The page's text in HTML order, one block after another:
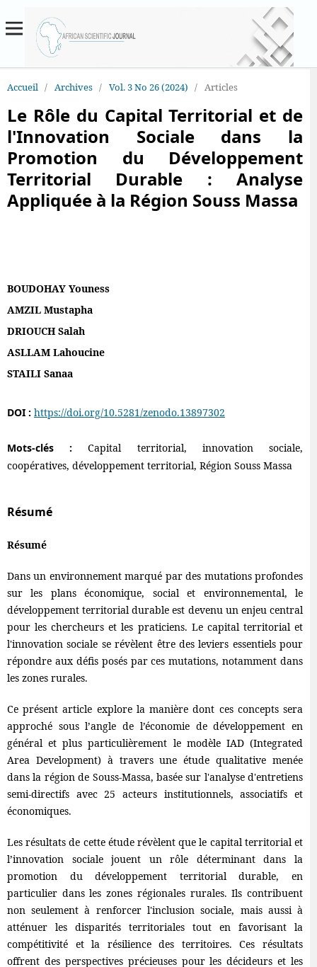
Accueil / Archives / Vol. 3 No 26 (2024) / Articles
Le Rôle du Capital Territorial et de
l'Innovation Sociale dans la
Promotion du Développement
Territorial Durable : Analyse
Appliquée à la Région Souss Massa
BOUDOHAY Youness
AMZIL Mustapha
DRIOUCH Salah
ASLLAM Lahoucine
STAILI Sanaa
DOI : https://doi.org/10.5281/zenodo.13897302
Mots-clés :Capital territorial, innovation sociale,
coopératives, développement territorial, Région Souss Massa
Résumé
Résumé
Dans un environnement marqué par des mutations profondes
sur les plans économique, social et environnemental, le
développement territorial durable est devenu un enjeu central
pour les chercheurs et les praticiens. Le capital territorial et
l'innovation sociale se révèlent être des leviers essentiels pour
répondre aux défis posés par ces mutations, notamment dans
les zones rurales.
Ce présent article explore la manière dont ces concepts sera
approché sous l’angle de l’économie de développement en
général et plus particulièrement le modèle IAD (Integrated
Area Development) à travers une étude qualitative menée
dans la région de Souss-Massa, basée sur l'analyse d'entretiens
semi-directifs avec 25 acteurs institutionnels, associatifs et
économiques.
Les résultats de cette étude révèlent que le capital territorial et
l’innovation sociale jouent un rôle déterminant dans la
promotion du développement territorial durable, en
particulier dans les zones régionales rurales. Ils contribuent
non seulement à renforcer l'inclusion sociale, mais aussi à
atténuer les disparités territoriales tout en favorisant la
compétitivité et la résilience des territoires. Ces résultats
offrent des perspectives précieuses pour les décideurs et les